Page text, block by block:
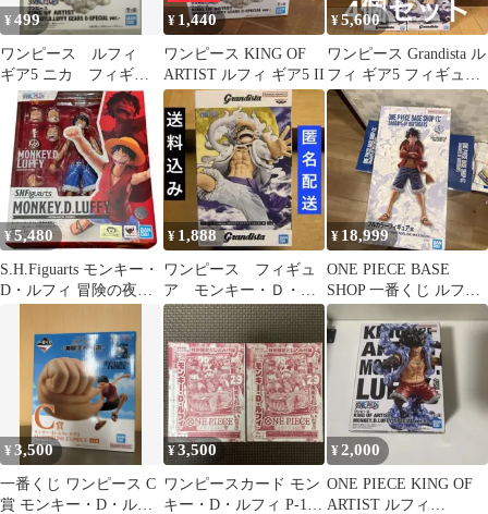
¥499
ワンピース ルフィ
ギア5 ニカ フィギュ
¥ 1,440
ワンピース KING OF
ARTIST ルフィ ギア5 II
¥5,600
ワンピース Grandista ル
フィ ギア5 フィギュア
4個セット 新品
¥5,480
S.H.Figuarts モンキー・
D・ルフィ 冒険の夜明
¥ 1,888
ワンピース フィギュ
ア モンキー・Ｄ・ル
フィ 新品未開封
¥ 18,999
ONE PIECE BASE
SHOP 一番くじ ルフィ
フルカラー 未開封
¥3,500
一番くじ ワンピース C
賞 モンキー・D・ルフ
¥3,500
ワンピースカード モン
キー・D・ルフィ P-159
¥2,000
ONE PIECE KING OF
ARTIST ルフィ